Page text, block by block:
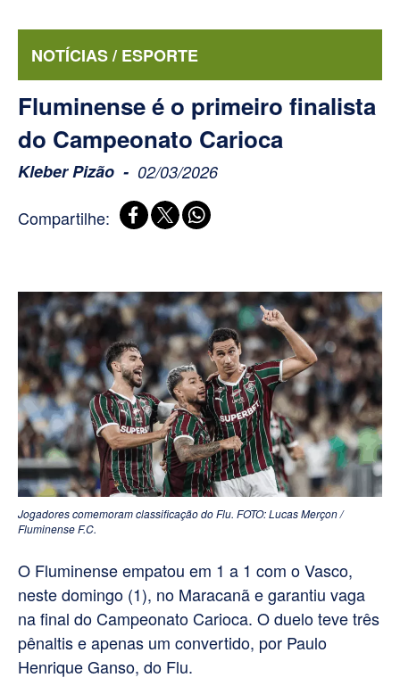
NOTÍCIAS / ESPORTE
Fluminense é o primeiro finalista
do Campeonato Carioca
Kleber Pizão 02/03/2026
Compartilhe:
Jogadores comemoram classificação do Flu. FOTO: Lucas Merçon /
Fluminense F.C.
O Fluminense empatou em 1 a 1 com o Vasco,
neste domingo (1), no Maracanã e garantiu vaga
na final do Campeonato Carioca. O duelo teve três
pênaltis e apenas um convertido, por Paulo
Henrique Ganso, do Flu.